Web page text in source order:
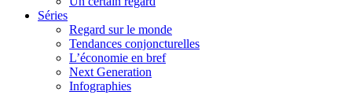
Séries
Regard sur le monde
Tendances conjoncturelles
L’économie en bref
Next Generation
Infographies